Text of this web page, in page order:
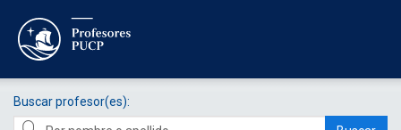
Buscar profesor(es):